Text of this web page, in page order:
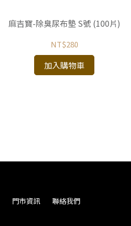
麻吉寶-除臭尿布墊 S號 (100片)
NT$280
加入購物車
門市資訊 聯絡我們